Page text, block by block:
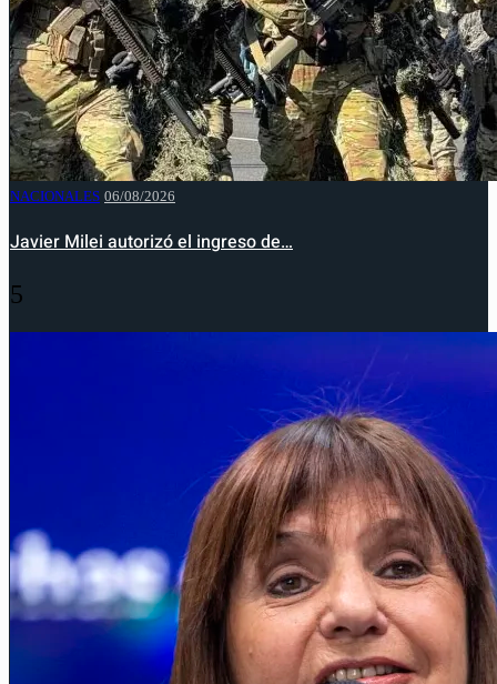
NACIONALES 06/08/2026
Javier Milei autorizó el ingreso de…
5